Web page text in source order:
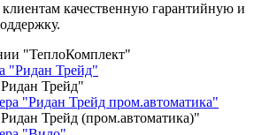
качественную гарантийную и
"ТеплоКомплект"
Трейд"
Трейд (пром.автоматика)"